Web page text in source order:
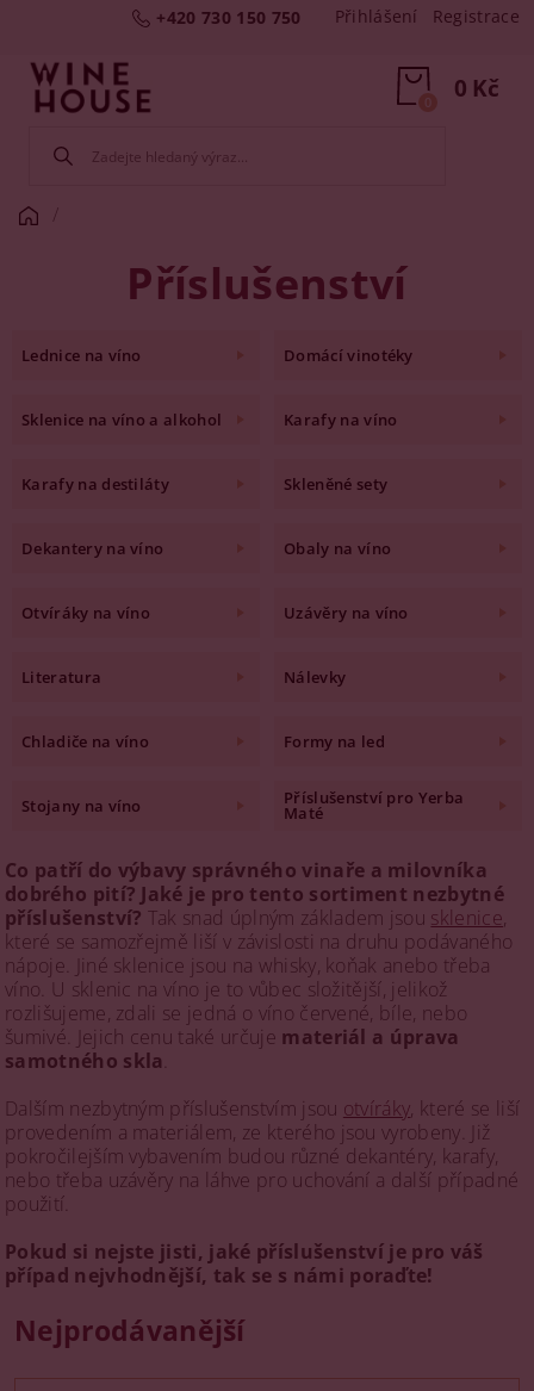
+420 730 150 750 Přihlášení Registrace
0 Kč
0
Příslušenství
Lednice na víno Domácí vinotéky
Sklenice na víno a alkohol Karafy na víno
Karafy na destiláty Skleněné sety
Dekantery na víno Obaly na víno
Otvíráky na víno Uzávěry na víno
Literatura Nálevky
Chladiče na víno Formy na led
Stojany na víno Příslušenství pro Yerba
Maté
Co patří do výbavy správného vinaře a milovníka
dobrého pití? Jaké je pro tento sortiment nezbytné
příslušenství? Tak snad úplným základem jsou sklenice,
které se samozřejmě liší v závislosti na druhu podávaného
nápoje. Jiné sklenice jsou na whisky, koňak anebo třeba
víno. U sklenic na víno je to vůbec složitější, jelikož
rozlišujeme, zdali se jedná o víno červené, bíle, nebo
šumivé. Jejich cenu také určuje materiál a úprava
samotného skla
Dalším nezbytným příslušenstvím jsou otvíráky, které se liší
provedením a materiálem, ze kterého jsou vyrobeny. Již
pokročilejším vybavením budou různé dekantéry, karafy,
nebo třeba uzávěry na láhve pro uchování a další případné
použití.
Pokud si nejste jisti, jaké příslušenství je pro váš
případ nejvhodnější, tak se s námi poraďte!
Nejprodávanější